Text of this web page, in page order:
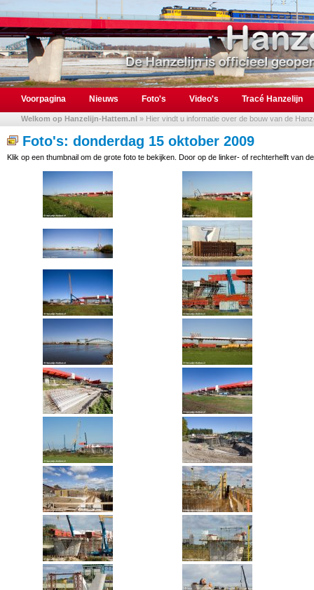
Voorpagina Nieuws Foto's Video's Tracé Hanzelijn
Welkom op Hanzelijn-Hattem.nl » Hier vindt u informatie over de bouw van de
Foto's: donderdag 15 oktober 2009
Klik op een thumbnail om de grote foto te bekijken. Door op de linker- of rechterhelft van